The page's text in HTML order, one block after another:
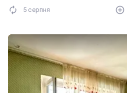
час!
5 серпня